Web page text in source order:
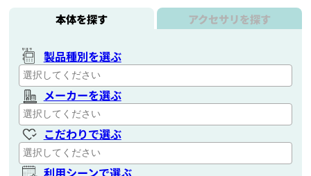
本体を探す アクセサリを探す
製品種別を選ぶ
メーカーを選ぶ
こだわりで選ぶ
利用シーンで選ぶ